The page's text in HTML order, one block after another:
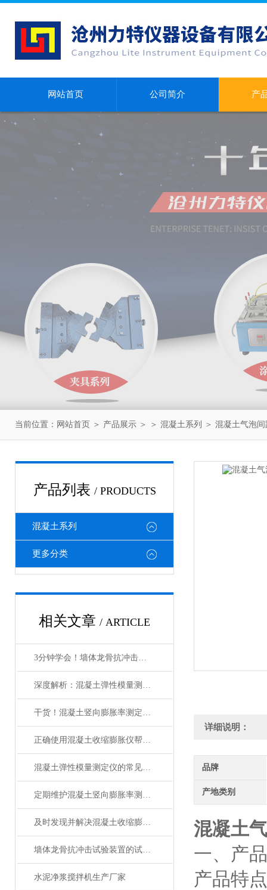
网站首页 公司简介 产
当前位置： 网站首页 ＞ 产品展示 ＞ ＞ 混凝土系列 ＞ 混凝土气泡
产品列表 / PRODUCTS
混凝土系列
更多分类
相关文章 / ARTICLE
3分钟学会！墙体龙骨抗冲击试验装置的正确使用方法，让效率翻倍
深度解析：混凝土弹性模量测定仪的正确使用方法全攻略
干货！混凝土竖向膨胀率测定仪的正确使用方法大揭秘
正确使用混凝土收缩膨胀仪帮助您获得可靠的实验数据
混凝土弹性模量测定仪的常见问题相应解决方法介绍
定期维护混凝土竖向膨胀率测定仪是确保准确性和可靠性的关键
及时发现并解决混凝土收缩膨胀仪故障可确保其有效运行
墙体龙骨抗冲击试验装置的试验介绍
水泥净浆搅拌机生产厂家
详细说明：
品牌
产地类别
混凝土
一、 产
产品特点